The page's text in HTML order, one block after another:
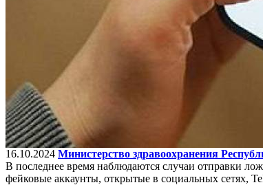
16.10.2024 Министерство здравоохранения
В последнее время наблюдаются случаи отправки
фейковые аккаунты, открытые в социальных сетях,